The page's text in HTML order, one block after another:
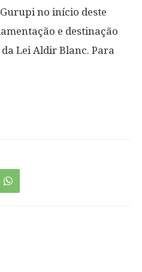
no início deste
e destinação
Lei Aldir Blanc. Para